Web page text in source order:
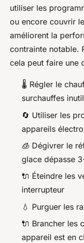
utiliser les
ou encore couvrir
améliorent la
contrainte notable.
cela peut faire une
🌡️ Régler le
surchauffes
🔄 Utiliser les
appareils
🧊 Dégivrer le
glace dépasse
🔌 Éteindre les
interrupteur
💧 Purguer les
🔌 Brancher les
appareil est en